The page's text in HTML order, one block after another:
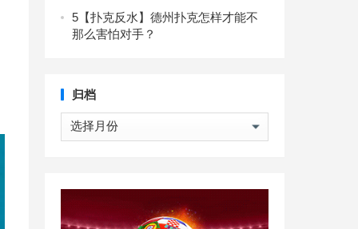
5 【扑克反水】德州扑克怎样才能不
那么害怕对手？
归档
归